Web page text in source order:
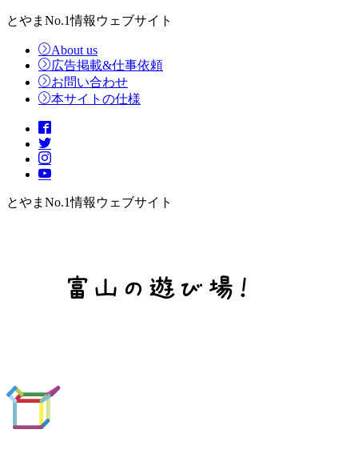
とやまNo.1情報ウェブサイト
About us
広告掲載&仕事依頼
お問い合わせ
本サイトの仕様
とやまNo.1情報ウェブサイト